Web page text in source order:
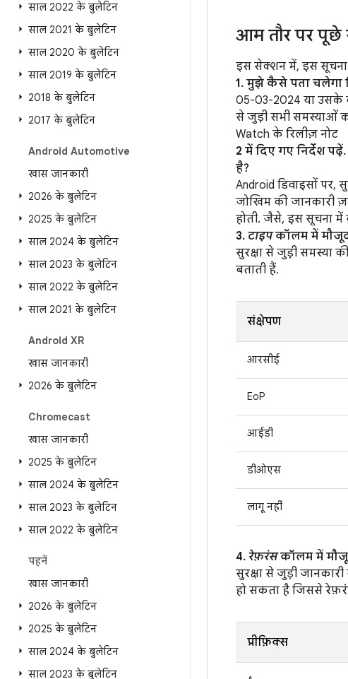
साल 2022 के बुलेटिन
साल 2021 के बुलेटिन
साल 2020 के बुलेटिन
साल 2019 के बुलेटिन
2018 के बुलेटिन
2017 के बुलेटिन
Android Automotive
खास जानकारी
2026 के बुलेटिन
2025 के बुलेटिन
साल 2024 के बुलेटिन
साल 2023 के बुलेटिन
साल 2022 के बुलेटिन
साल 2021 के बुलेटिन
Android XR
खास जानकारी
2026 के बुलेटिन
Chromecast
खास जानकारी
2025 के बुलेटिन
साल 2024 के बुलेटिन
साल 2023 के बुलेटिन
साल 2022 के बुलेटिन
पहनें
खास जानकारी
2026 के बुलेटिन
2025 के बुलेटिन
साल 2024 के बुलेटिन
साल 2023 के बुलेटिन
आम तौर पर
इस सेक्शन में, इस
1. मुझे कैसे पता चलेगा
05-03-2024 या उसके
से जुड़ी सभी समस्याओं
Watch के रिलीज़ नोट
2 में दिए गए निर्देश
है?
Android डिवाइसों पर,
जोखिम की जानकारी
होती. जैसे, इस सूचना में
3. टाइपकॉलम में मौजूद
सुरक्षा से जुड़ी समस्या
बताती हैं.
संक्षेपण
आरसीई
EoP
आईडी
डीओएस
लागू नहीं
4. रेफ़रंसकॉलम में
सुरक्षा से जुड़ी
हो सकता है जिससे
प्रीफ़िक्स